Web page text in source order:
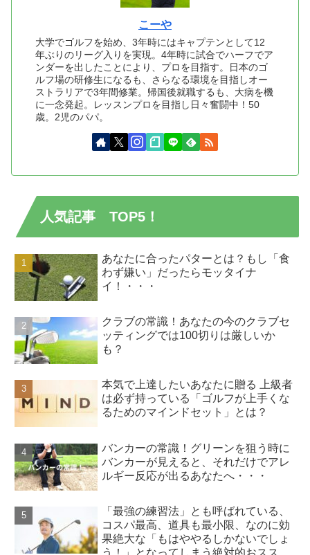
こーや
大学でゴルフを始め、3年時にはキャプテンとして12
年ぶりのリーグ入りを実現。4年時に試合でハーフでア
ンダーを出したことにより、プロを目指す。日本のゴ
ルフ場の研修生になるも、さらなる環境を目指しオー
ストラリアで3年間修業。帰国後就職するも、大病を機
に一念発起。レッスンプロを目指し日々奮闘中！50
歳。2児のパパ。
人気記事 TOP5！
あなたに合ったパターとは？もし「食
わず嫌い」だったらモッタイナ
イ！・・・
クラブの常識！あなたの今のクラブセ
ッティングでは100切りは厳しいか
も？
本気で上達したいあなたに贈る 上級者
は必ず持っている「ゴルフが上手くな
るためのマインドセット」とは？
バンカーの常識！グリーンを狙う時に
バンカーが見えると、それだけでアレ
ルギー反応が出るあなたへ・・・
「最強の練習法」とも呼ばれている、
コスパ最高、道具も最小限、なのに効
果絶大な「もはややるしかないでしょ
う！」となってしまう絶対的おススメ